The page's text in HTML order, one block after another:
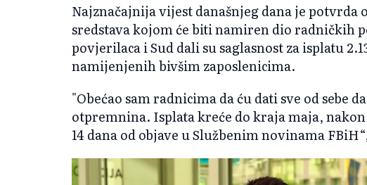
Najznačajnija vijest današnjeg dana je
sredstava kojom će biti namiren dio radničkih
povjerilaca i Sud dali su saglasnost za isplatu
namijenjenih bivšim zaposlenicima.
"Obećao sam radnicima da ću dati sve od sebe
otpremnina. Isplata kreće do kraja maja,
14 dana od objave u Službenim novinama